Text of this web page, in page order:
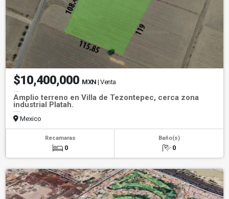
$10,400,000 MXN | Venta
Amplio terreno en Villa de Tezontepec, cerca zona
industrial Platah.
Mexico
Recamaras
0
Baño(s)
0